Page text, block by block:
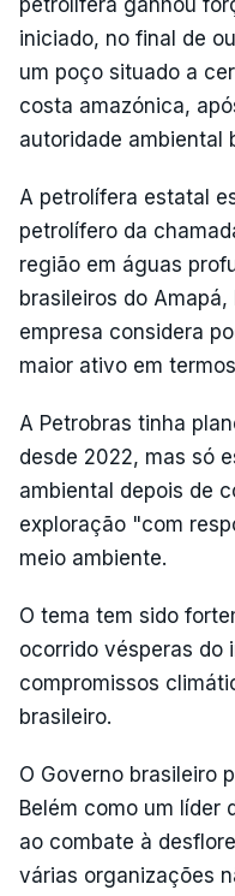
petrolífera ganhou
iniciado, no final de
um poço situado a
costa amazónica,
autoridade ambiental
A petrolífera estatal
petrolífero da
região em águas
brasileiros do
empresa considera
maior ativo em
A Petrobras tinha
desde 2022, mas só
ambiental depois de
exploração "com
meio ambiente.
O tema tem sido
ocorrido vésperas do
compromissos
brasileiro.
O Governo brasileiro
Belém como um líder
ao combate à
várias organizações